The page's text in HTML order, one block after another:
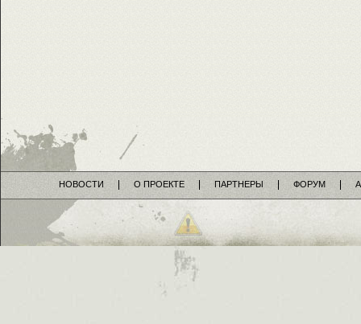
НОВОСТИ О ПРОЕКТЕ ПАРТНЕРЫ ФОРУМ